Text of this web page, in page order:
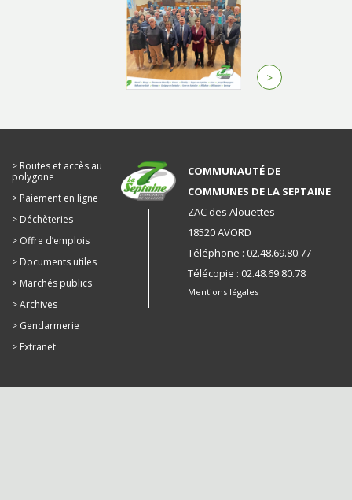
>
Routes et accès au
polygone
Paiement en ligne
Déchèteries
Offre d’emplois
Documents utiles
Marchés publics
Archives
Gendarmerie
Extranet
COMMUNAUTÉ DE
COMMUNES DE LA SEPTAINE
ZAC des Alouettes
18520 AVORD
Téléphone : 02.48.69.80.77
Télécopie : 02.48.69.80.78
Mentions légales